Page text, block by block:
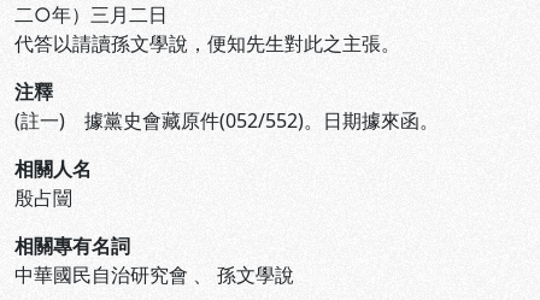
二○年）三月二日
代答以請讀孫文學說，便知先生對此之主張。
注釋
(註一) 據黨史會藏原件(052/552)。日期據來函。
相關人名
殷占闓
相關專有名詞
中華國民自治研究會 、 孫文學說